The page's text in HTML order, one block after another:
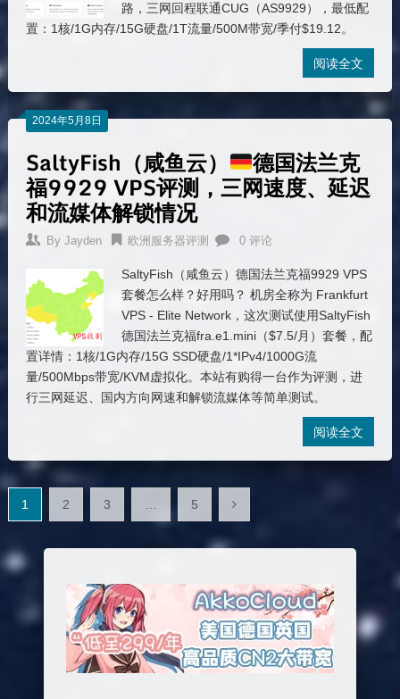
路，三网回程联通CUG（AS9929），最低配
置：1核/1G内存/15G硬盘/1T流量/500M带宽/季付$19.12。
阅读全文
2024年5月8日
SaltyFish（咸鱼云） 德国法兰克
福9929 VPS评测，三网速度、延迟
和流媒体解锁情况
By Jayden 欧洲服务器评测 0 评论
SaltyFish（咸鱼云）德国法兰克福9929 VPS
套餐怎么样？好用吗？ 机房全称为 Frankfurt
VPS - Elite Network，这次测试使用SaltyFish
德国法兰克福fra.e1.mini（$7.5/月）套餐，配
置详情：1核/1G内存/15G SSD硬盘/1*IPv4/1000G流
量/500Mbps带宽/KVM虚拟化。本站有购得一台作为评测，进
行三网延迟、国内方向网速和解锁流媒体等简单测试。
阅读全文
文
分
页
1 2 3 5